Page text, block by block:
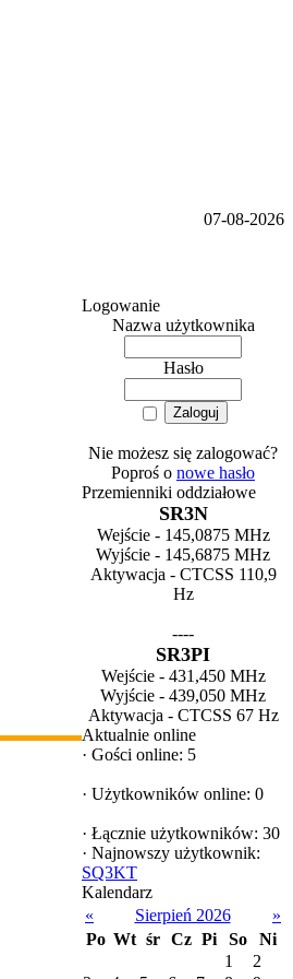
07-08-2026
Logowanie
Nazwa użytkownika
Hasło
Nie możesz się zalogować?
Poproś o nowe hasło
Przemienniki oddziałowe
SR3N
Wejście - 145,0875 MHz
Wyjście - 145,6875 MHz
Aktywacja - CTCSS 110,9
Hz
----
SR3PI
Wejście - 431,450 MHz
Wyjście - 439,050 MHz
Aktywacja - CTCSS 67 Hz
Aktualnie online
· Gości online: 5
· Użytkowników online: 0
· Łącznie użytkowników: 30
· Najnowszy użytkownik:
SQ3KT
Kalendarz
«
Sierpień 2026
»
Po Wt śr Cz Pi So
Ni
1
2